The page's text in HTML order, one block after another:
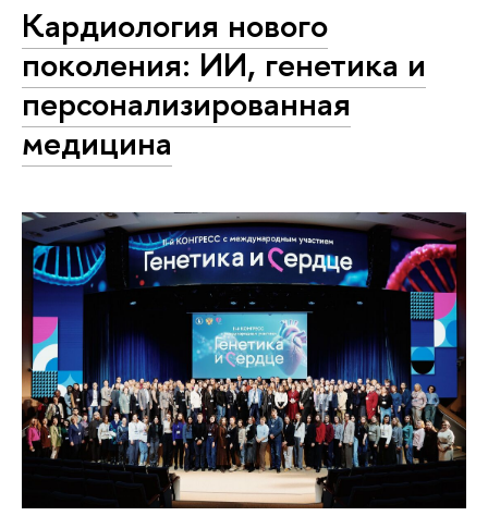
Кардиология нового
поколения: ИИ, генетика и
персонализированная
медицина